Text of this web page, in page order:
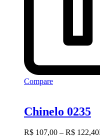
Compare
Chinelo 0235
R$ 107,00 – R$ 122,40